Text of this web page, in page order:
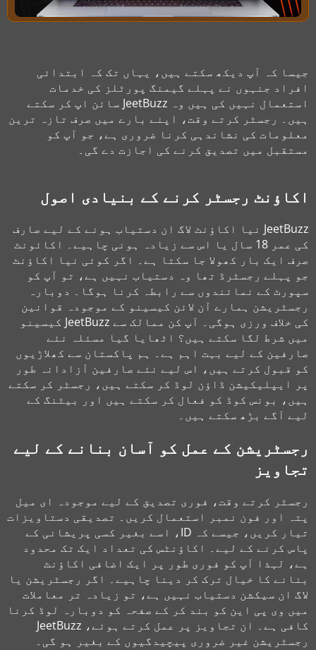
جیسا کہ آپ دیکھ سکتے ہیں، یہاں تک کہ ابتدائی
افراد جنہوں نے پہلے گیمنگ پورٹلز کی خدمات
استعمال نہیں کی ہیں وہ JeetBuzz سائن اپ کر سکتے
ہیں۔ رجسٹر کرتے وقت، اپنے بارے میں صرف تازہ ترین
معلومات کی نشاندہی کرنا ضروری ہے، جو آپ کو
مستقبل میں تصدیق کرنے کی اجازت دے گی۔
اکاؤنٹ رجسٹر کرنے کے بنیادی اصول
JeetBuzz نیا اکاؤنٹ لاگ ان دستیاب ہونے کے لیے صارف
کی عمر 18 سال یا اس سے زیادہ ہونی چاہیے۔ اکائونٹ
صرف ایک بار کھولا جا سکتا ہے۔ اگر کوئی نیا اکاؤنٹ
جو پہلے رجسٹرڈ تھا وہ دستیاب نہیں ہے، تو آپ کو
سپورٹ کے نمائندوں سے رابطہ کرنا ہوگا۔ دوبارہ
رجسٹریشن ہمارے آن لائن کیسینو کے موجودہ قوانین
کی خلاف ورزی ہوگی۔ آپ کن ممالک سے JeetBuzz کیسینو
میں شرط لگا سکتے ہیں؟ اٹھایا گیا مسئلہ نئے
صارفین کے لیے بہت اہم ہے۔ ہم پاکستان سے کھلاڑیوں
کو قبول کرتے ہیں، اس لیے نئے صارفین آزادانہ طور
پر ایپلیکیشن ڈاؤن لوڈ کر سکتے ہیں، رجسٹر کر سکتے
ہیں، بونس کوڈ کو فعال کر سکتے ہیں اور بیٹنگ کے
لیے آگے بڑھ سکتے ہیں۔
رجسٹریشن کے عمل کو آسان بنانے کے لیے
تجاویز
رجسٹر کرتے وقت، فوری تصدیق کے لیے موجودہ ای میل
پتہ اور فون نمبر استعمال کریں۔ تصدیقی دستاویزات
تیار کریں، جیسے کہ ID، اسے بغیر کسی پریشانی کے
پاس کرنے کے لیے۔ اکاؤنٹس کی تعداد ایک تک محدود
ہے، لہذا آپ کو فوری طور پر ایک اضافی اکاؤنٹ
بنانے کا خیال ترک کر دینا چاہیے۔ اگر رجسٹریشن یا
لاگ ان سیکشن دستیاب نہیں ہے، تو زیادہ تر معاملات
میں وی پی این کو بند کر کے صفحہ کو دوبارہ لوڈ کرنا
کافی ہے۔ ان تجاویز پر عمل کرتے ہوئے، JeetBuzz
رجسٹریشن غیر ضروری پیچیدگیوں کے بغیر ہو گی۔